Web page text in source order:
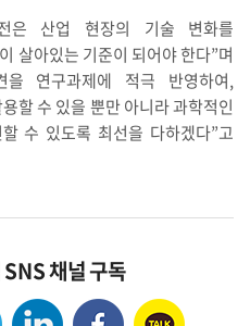
은 산업 현장의 기술 변화를
살아있는 기준이 되어야 한다”며
연구과제에 적극 반영하여,
할 수 있을 뿐만 아니라 과학적인
수 있도록 최선을 다하겠다”고
채널 구독